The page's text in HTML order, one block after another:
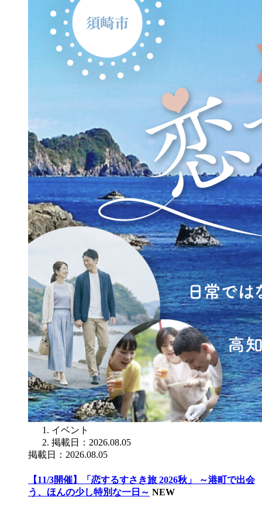
イベント
掲載日：2026.08.05
掲載日：2026.08.05
【11/3開催】「恋するすさき旅 2026秋」 ～港町で出会
う、ほんの少し特別な一日～ NEW